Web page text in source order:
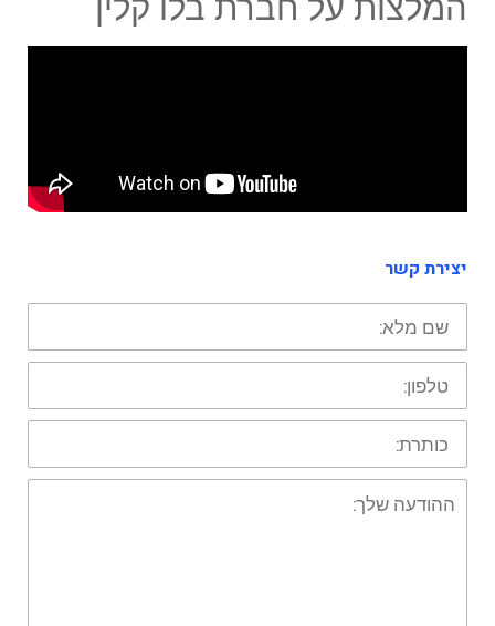
יצירת קשר
שם
פרטי:
טלפון:
כותרת:
ההודעה
שלך: